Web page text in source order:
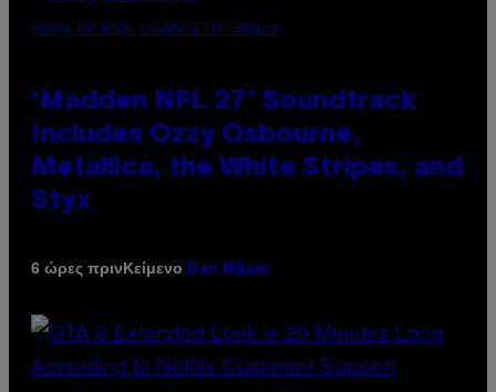
PHOTO BY NICK LAHAM/GETTY IMAGES
‘Madden NFL 27’ Soundtrack
Includes Ozzy Osbourne,
Metallica, the White Stripes, and
Styx
6 ώρες πρινΚείμενο Dan Milam